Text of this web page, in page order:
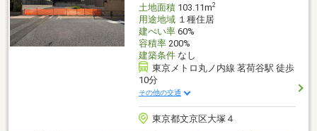
土地面積103.11m2
用途地域１種住居
建ぺい率60%
容積率200%
建築条件なし
東京メトロ丸ノ内線 茗荷谷駅 徒歩
10分
その他の交通
東京都文京区大塚４